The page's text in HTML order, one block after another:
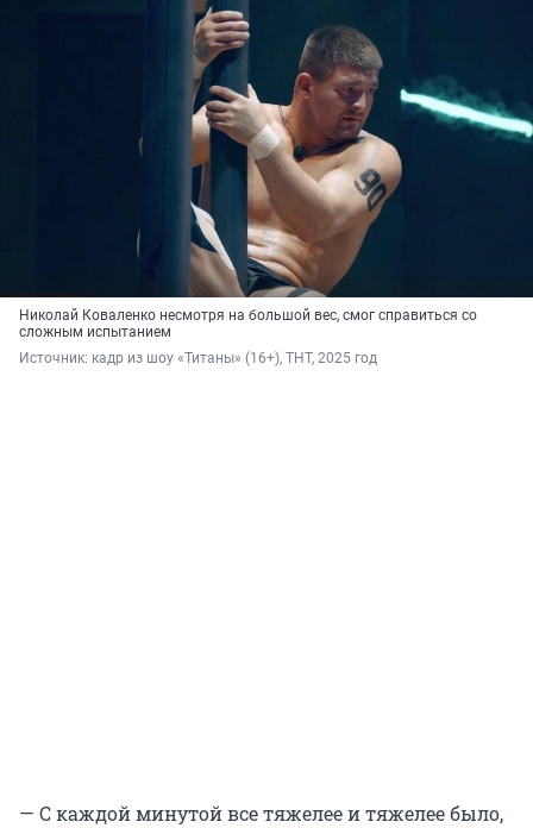
Николай Коваленко несмотря на большой вес, смог справиться со
сложным испытанием
Источник: кадр из шоу «Титаны» (16+), ТНТ, 2025 год
— С каждой минутой все тяжелее и тяжелее было,